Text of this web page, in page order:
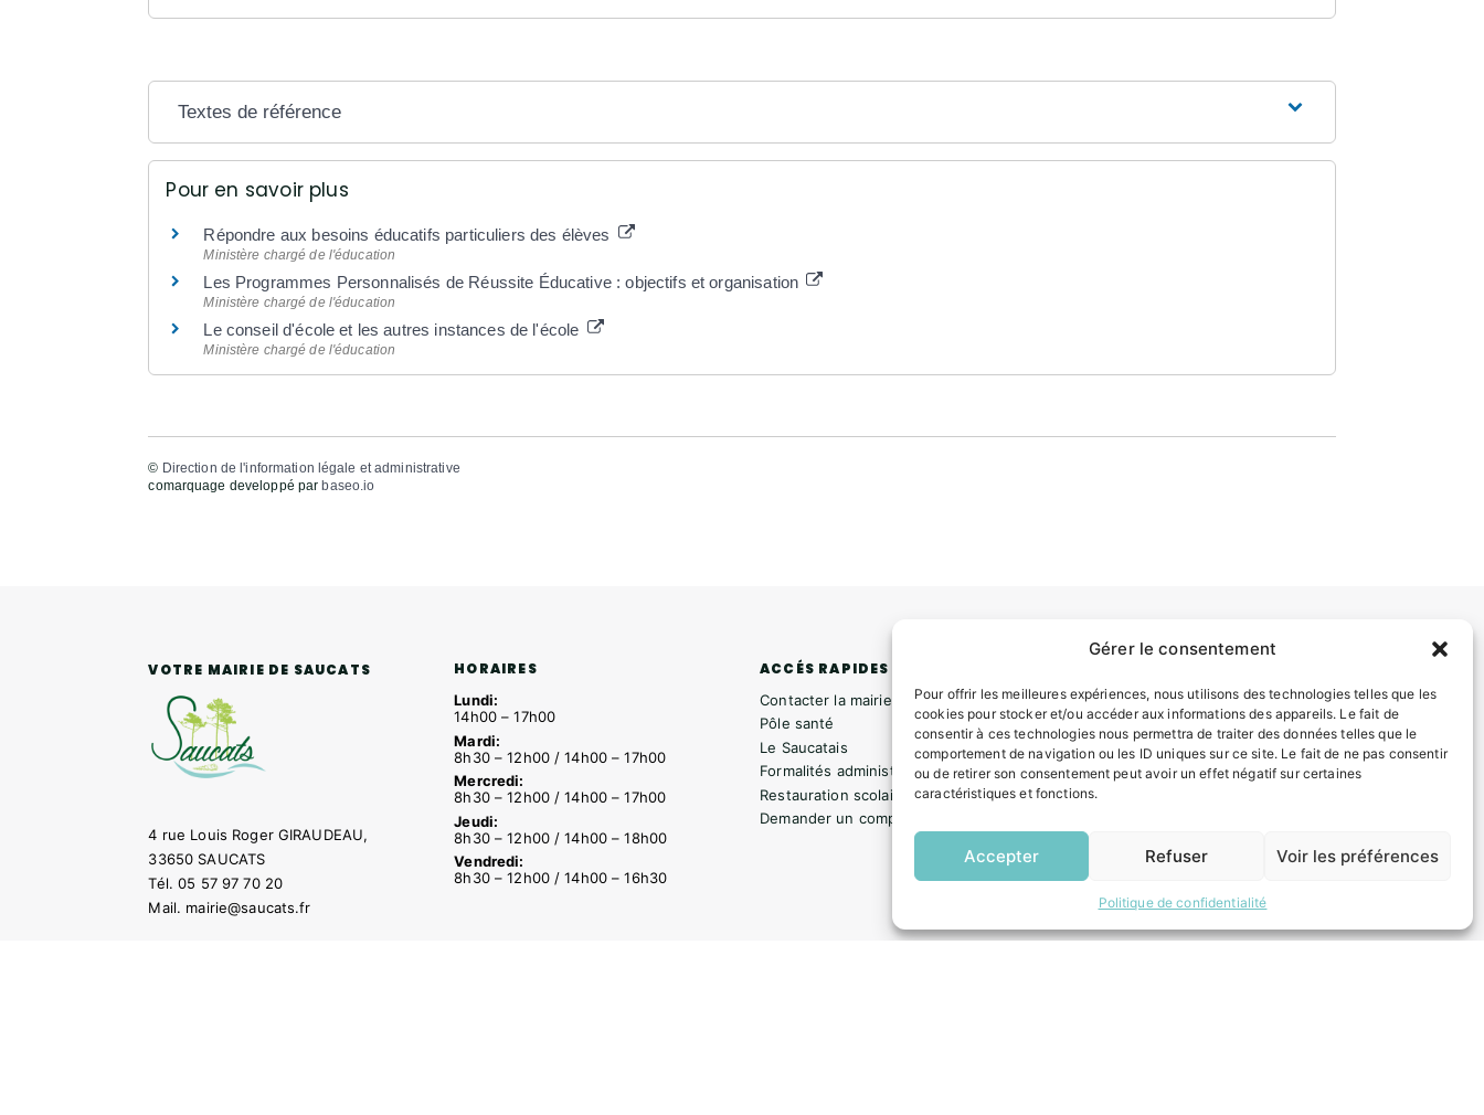
Gérer le consentement
Pour offrir les meilleures expériences, nous utilisons des technologies telles que les
cookies pour stocker et/ou accéder aux informations des appareils. Le fait de
consentir à ces technologies nous permettra de traiter des données telles que le
comportement de navigation ou les ID uniques sur ce site. Le fait de ne pas consentir
ou de retirer son consentement peut avoir un effet négatif sur certaines
caractéristiques et fonctions.
Accepter Refuser Voir les préférences
Politique de confidentialité
Textes de référence
Pour en savoir plus
Répondre aux besoins éducatifs particuliers des élèves
Ministère chargé de l'éducation
Les Programmes Personnalisés de Réussite Éducative : objectifs et organisation
Ministère chargé de l'éducation
Le conseil d'école et les autres instances de l'école
Ministère chargé de l'éducation
© Direction de l'information légale et administrative
comarquage developpé par baseo.io
VOTRE MAIRIE DE SAUCATS
4 rue Louis Roger GIRAUDEAU,
33650 SAUCATS
Tél.05 57 97 70 20
Mail. mairie@saucats.fr
HORAIRES
Lundi:
14h00 – 17h00
Mardi:
8h30 – 12h00 / 14h00 – 17h00
Mercredi:
8h30 – 12h00 / 14h00 – 17h00
Jeudi:
8h30 – 12h00 / 14h00 – 18h00
Vendredi:
8h30 – 12h00 / 14h00 – 16h30
ACCÉS RAPIDES
Contacter la mairie
Pôle santé
Le Saucatais
Formalités administratives
Restauration scolaire
Demander un composteur
Mentions légales
Politique de confidentialité
Plan du site